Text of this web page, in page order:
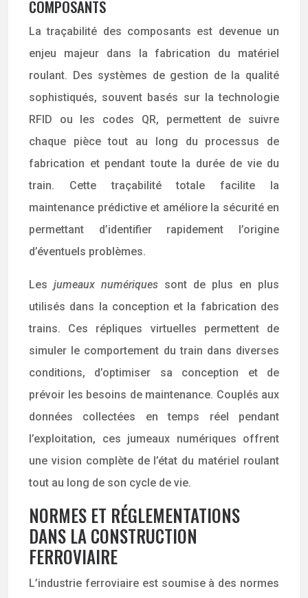
COMPOSANTS
La traçabilité des composants est devenue un
enjeu majeur dans la fabrication du matériel
roulant. Des systèmes de gestion de la qualité
sophistiqués, souvent basés sur la technologie
RFID ou les codes QR, permettent de suivre
chaque pièce tout au long du processus de
fabrication et pendant toute la durée de vie du
train. Cette traçabilité totale facilite la
maintenance prédictive et améliore la sécurité en
permettant d’identifier rapidement l’origine
d’éventuels problèmes.
Les jumeaux numériques sont de plus en plus
utilisés dans la conception et la fabrication des
trains. Ces répliques virtuelles permettent de
simuler le comportement du train dans diverses
conditions, d’optimiser sa conception et de
prévoir les besoins de maintenance. Couplés aux
données collectées en temps réel pendant
l’exploitation, ces jumeaux numériques offrent
une vision complète de l’état du matériel roulant
tout au long de son cycle de vie.
NORMES ET RÉGLEMENTATIONS
DANS LA CONSTRUCTION
FERROVIAIRE
L’industrie ferroviaire est soumise à des normes